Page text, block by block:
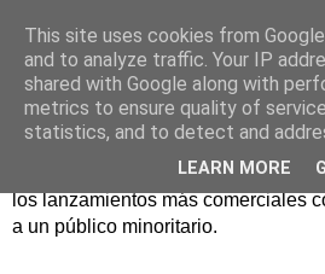
Críticas y reseñas de las
editadas en España. En Crítica de
los lanzamientos más comerciales
a un público minoritario.
This site uses cookies from
and to analyze traffic. Your IP
shared with Google along with
metrics to ensure quality of
statistics, and to detect and
LEARN MORE